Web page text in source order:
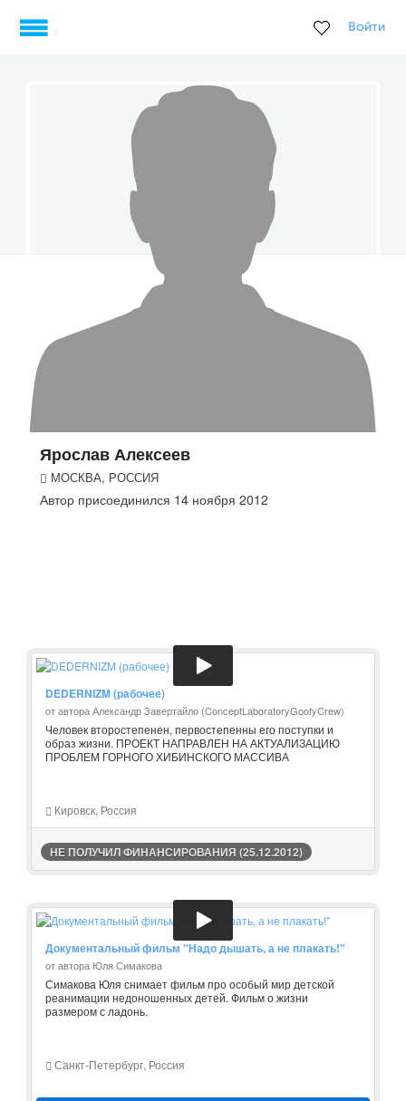
Войти
Ярослав Алексеев
МОСКВА, РОССИЯ
Автор присоединился 14 ноября 2012
DEDERNIZM (рабочее)
от автора Александр Завертайло (ConceptLaboratoryGoofyCrew)
Человек второстепенен, первостепенны его поступки и
образ жизни. ПРОЕКТ НАПРАВЛЕН НА АКТУАЛИЗАЦИЮ
ПРОБЛЕМ ГОРНОГО ХИБИНСКОГО МАССИВА
Кировск, Россия
НЕ ПОЛУЧИЛ ФИНАНСИРОВАНИЯ (25.12.2012)
Документальный фильм "Надо дышать, а не плакать!"
от автора Юля Симакова
Симакова Юля снимает фильм про особый мир детской
реанимации недоношенных детей. Фильм о жизни
размером с ладонь.
Санкт-Петербург, Россия